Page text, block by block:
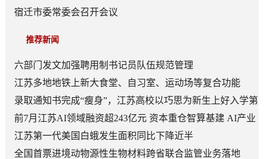
宿迁市委常委会召开会议
推荐新闻
六部门发文加强聘用制书记员队伍规范管理
江苏多地地铁上新大食堂、自习室、运动场等复合功能
——从“客流通道”到“生活场景”
录取通知书完成“瘦身”，江苏高校以巧思为新生上好入学第
一课
前7月江苏AI领域融资超243亿元 资本重仓智算基建 AI产业
底盘夯实
江苏第一代美国白蛾发生面积同比下降近半
全国首票进境动物源性生物材料跨省联合监管业务落地